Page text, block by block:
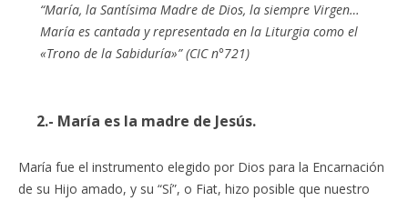
“María, la Santísima Madre de Dios, la siempre Virgen…
María es cantada y representada en la Liturgia como el
«Trono de la Sabiduría»” (CIC n°721)
2.- María es la madre de Jesús.
María fue el instrumento elegido por Dios para la Encarnación
de su Hijo amado, y su “Sí”, o Fiat, hizo posible que nuestro